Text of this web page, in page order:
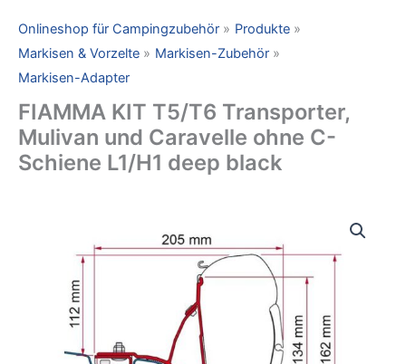
Onlineshop für Campingzubehör
Produkte
Markisen & Vorzelte
Markisen-Zubehör
Markisen-Adapter
FIAMMA KIT T5/T6 Transporter,
Mulivan und Caravelle ohne C-
Schiene L1/H1 deep black
Transporter,
Caravelle